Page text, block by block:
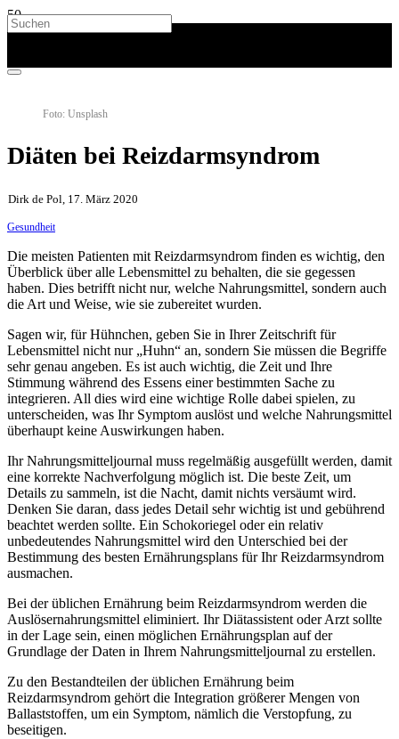
Foto: Unsplash
Diäten bei Reizdarmsyndrom
Dirk de Pol, 17. März 2020
Gesundheit
Die meisten Patienten mit Reizdarmsyndrom finden es wichtig, den
Überblick über alle Lebensmittel zu behalten, die sie gegessen
haben. Dies betrifft nicht nur, welche Nahrungsmittel, sondern auch
die Art und Weise, wie sie zubereitet wurden.
Sagen wir, für Hühnchen, geben Sie in Ihrer Zeitschrift für
Lebensmittel nicht nur „Huhn“ an, sondern Sie müssen die Begriffe
sehr genau angeben. Es ist auch wichtig, die Zeit und Ihre
Stimmung während des Essens einer bestimmten Sache zu
integrieren. All dies wird eine wichtige Rolle dabei spielen, zu
unterscheiden, was Ihr Symptom auslöst und welche Nahrungsmittel
überhaupt keine Auswirkungen haben.
Ihr Nahrungsmitteljournal muss regelmäßig ausgefüllt werden, damit
eine korrekte Nachverfolgung möglich ist. Die beste Zeit, um
Details zu sammeln, ist die Nacht, damit nichts versäumt wird.
Denken Sie daran, dass jedes Detail sehr wichtig ist und gebührend
beachtet werden sollte. Ein Schokoriegel oder ein relativ
unbedeutendes Nahrungsmittel wird den Unterschied bei der
Bestimmung des besten Ernährungsplans für Ihr Reizdarmsyndrom
ausmachen.
Bei der üblichen Ernährung beim Reizdarmsyndrom werden die
Auslösernahrungsmittel eliminiert. Ihr Diätassistent oder Arzt sollte
in der Lage sein, einen möglichen Ernährungsplan auf der
Grundlage der Daten in Ihrem Nahrungsmitteljournal zu erstellen.
Zu den Bestandteilen der üblichen Ernährung beim
Reizdarmsyndrom gehört die Integration größerer Mengen von
Ballaststoffen, um ein Symptom, nämlich die Verstopfung, zu
beseitigen.